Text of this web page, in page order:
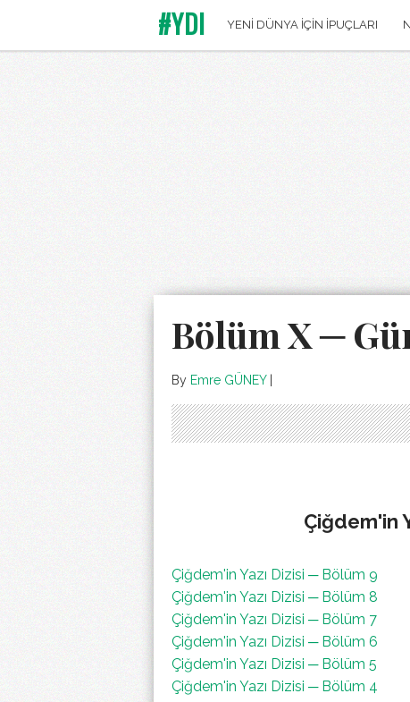
#YDI YENİ DÜNYA İÇİN İPUÇLARI
Bölüm X ─
By Emre GÜNEY|
Çiğdem'in
Çiğdem'in Yazı Dizisi ─ Bölüm 9
Çiğdem'in Yazı Dizisi ─ Bölüm 8
Çiğdem'in Yazı Dizisi ─ Bölüm 7
Çiğdem'in Yazı Dizisi ─ Bölüm 6
Çiğdem'in Yazı Dizisi ─ Bölüm 5
Çiğdem'in Yazı Dizisi ─ Bölüm 4